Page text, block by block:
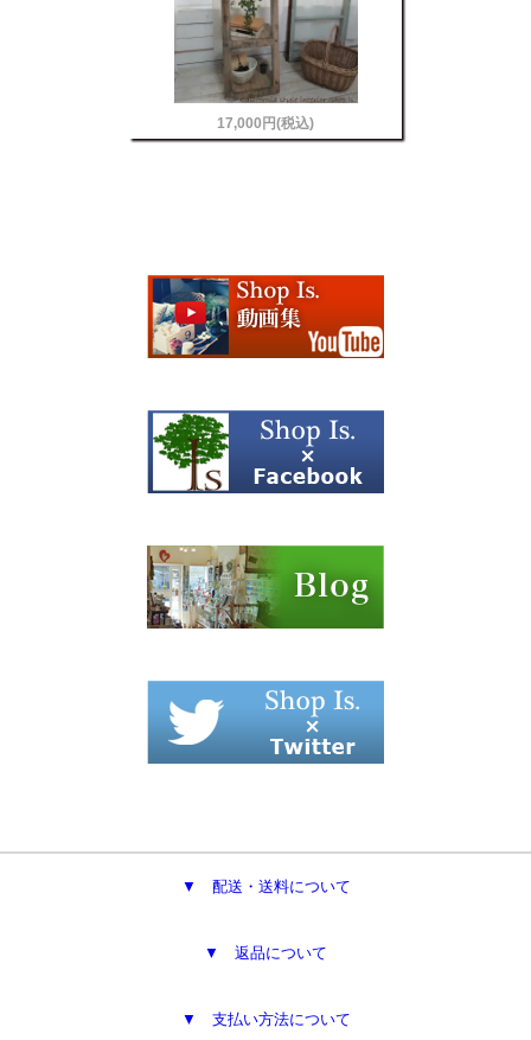
17,000円(税込)
▼ 配送・送料について
▼ 返品について
▼ 支払い方法について